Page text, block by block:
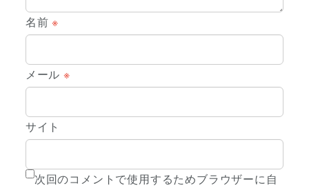
名前※
メール ※
サイト
次回のコメントで使用するためブラウザーに自